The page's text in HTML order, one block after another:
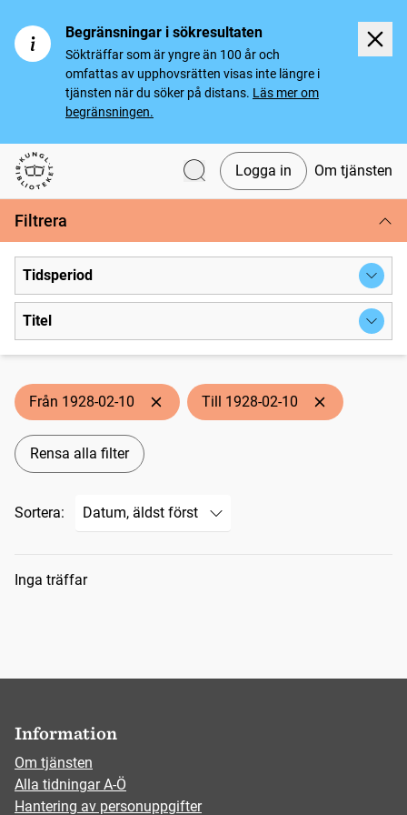
Begränsningar i sökresultaten
Sökträffar som är yngre än 100 år och
omfattas av upphovsrätten visas inte längre i
tjänsten när du söker på distans. Läs mer om
begränsningen.
Svenska tidningar
Logga in Om tjänsten
Filtrera
Tidsperiod
Titel
Från 1928-02-10 Till 1928-02-10
Rensa alla filter
Sortera:
Sökresultat
Inga träffar
Information
Om tjänsten
Alla tidningar A-Ö
Hantering av personuppgifter